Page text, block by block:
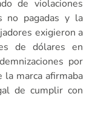
de violaciones
no pagadas y la
exigieron a
de dólares en
por
la marca afirmaba
de cumplir con